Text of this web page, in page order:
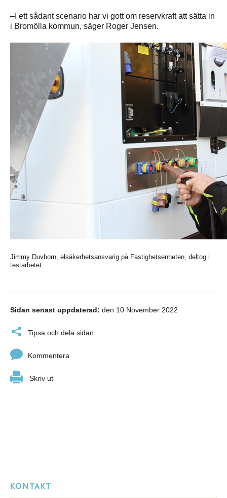
–I ett sådant scenario har vi gott om reservkraft att sätta in
i Bromölla kommun, säger Roger Jensen.
Jimmy Duvborn, elsäkerhetsansvarig på Fastighetsenheten, deltog i
testarbetet.
Sidan senast uppdaterad: den 10 November 2022
Tipsa och dela sidan
Kommentera
Skriv ut
KONTAKT